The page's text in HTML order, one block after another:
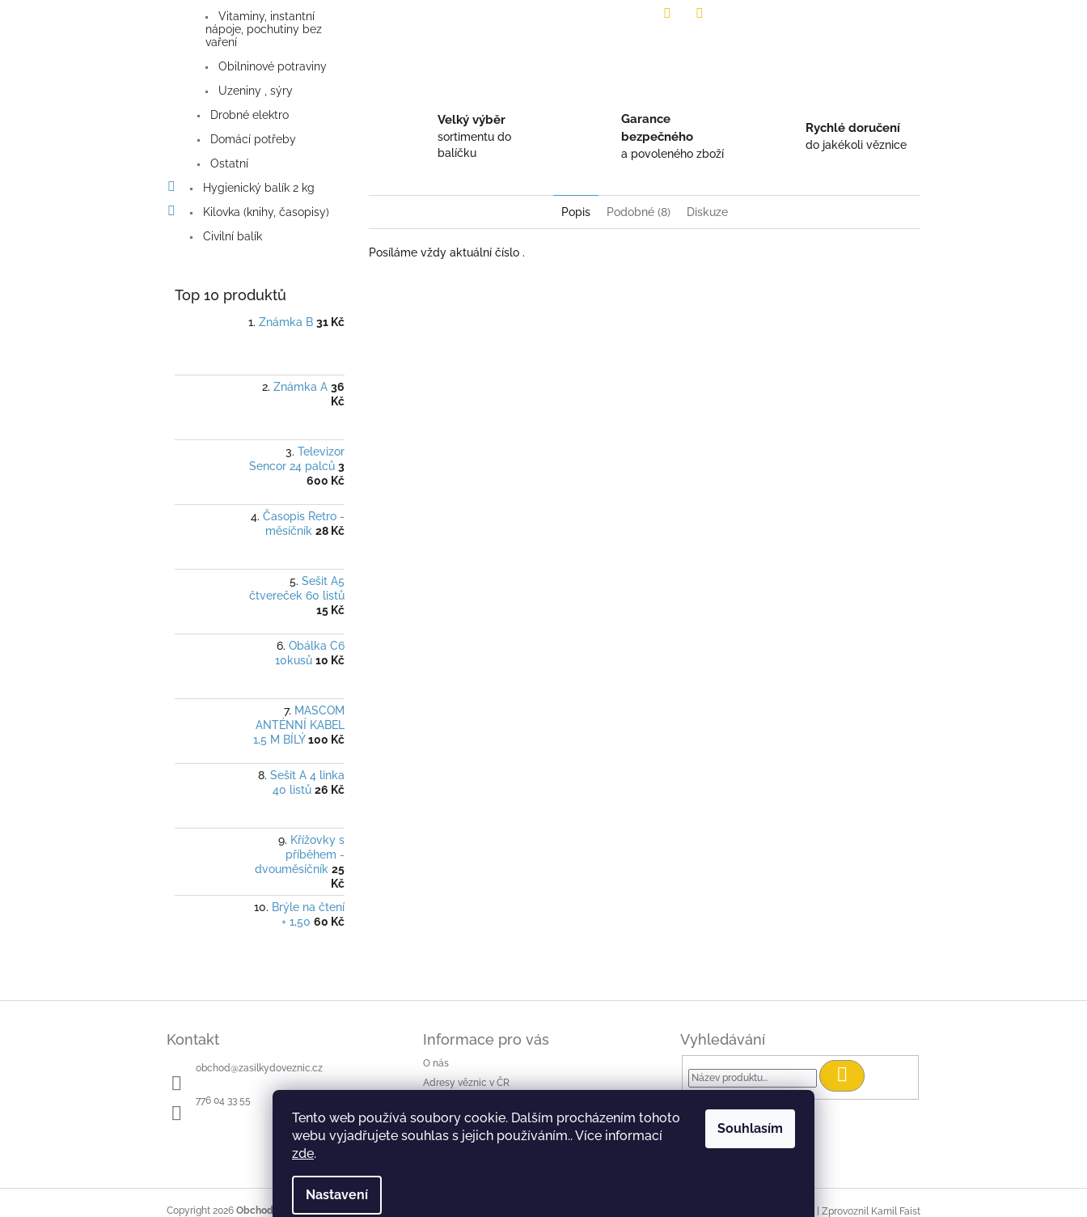
Tento web používá soubory cookie. Dalším procházením tohoto
webu vyjadřujete souhlas s jejich používáním.. Více informací
zde.
Nastavení
Souhlasím
Vitaminy, instantní
nápoje, pochutiny bez
vaření
Obilninové potraviny
Uzeniny , sýry
Drobné elektro
Domácí potřeby
Ostatní
Hygienický balík 2 kg
Kilovka (knihy, časopisy)
Civilní balík
Top 10 produktů
Známka B 31 Kč
Známka A 36
Kč
Televizor
Sencor 24 palců 3
600 Kč
Časopis Retro -
měsíčník 28 Kč
Sešit A5
čtvereček 60 listů
15 Kč
Obálka C6
10kusů 10 Kč
MASCOM
ANTÉNNÍ KABEL
1,5 M BÍLÝ 100 Kč
Sešit A 4 linka
40 listů 26 Kč
Křížovky s
příběhem -
dvouměsíčník 25
Kč
Brýle na čtení
+ 1,50 60 Kč
Velký výběr
sortimentu do
balíčku
Garance
bezpečného
a povoleného zboží
Rychlé doručení
do jakékoli věznice
Popis Podobné (8) Diskuze
Posíláme vždy aktuální číslo .
Kontakt
obchod@zasilkydoveznic.cz
776 04 33 55
Informace pro vás
O nás
Adresy věznic v ČR
Ke stažení
Obchodní podmínky
Vyhledávání
Hledat
Zprovoznil Kamil Faist
Copyright 2026 Obchod Zásilky do věznic. Všechna práva vyhrazena.